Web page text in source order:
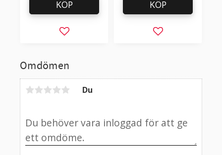
Omdömen
Du
Lägg till i favoriter
KÖP
Lägg till i
KÖP